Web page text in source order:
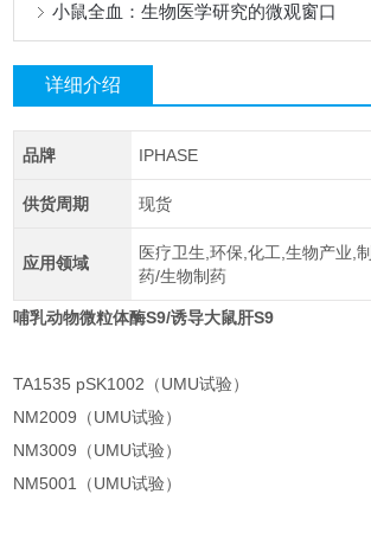
小鼠全血：生物医学研究的微观窗口
详细介绍
品牌 IPHASE
供货周期 现货
应用领域
医疗卫生,环保,化工,生物产业,制
药/生物制药
哺乳动物微粒体酶S9/诱导大鼠肝S9
TA1535 pSK1002（UMU试验）
NM2009（UMU试验）
NM3009（UMU试验）
NM5001（UMU试验）